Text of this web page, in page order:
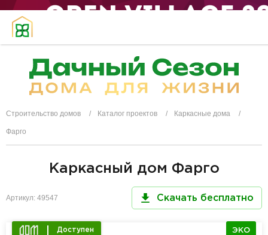
Строительство домов Каталог проектов Каркасные дома
Фарго
Каркасный дом Фарго
Артикул: 49547 Скачать бесплатно
Доступен
ЭКО